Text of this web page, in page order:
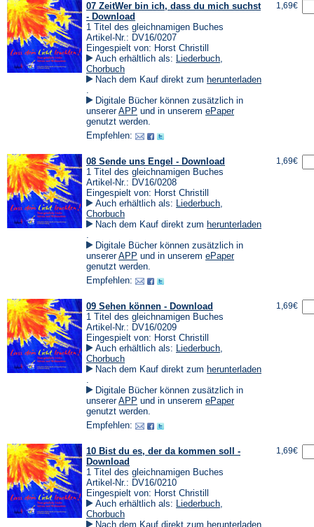
07 ZeitWer bin ich, dass du mich suchst
- Download
1 Titel des gleichnamigen Buches
Artikel-Nr.: DV16/0207
Eingespielt von: Horst Christill
Auch erhältlich als: Liederbuch,
Chorbuch
Nach dem Kauf direkt zum herunterladen
in
einem
neuen
Tab)
.
Digitale Bücher können zusätzlich in
unsererAPP (Öffnet
in
neuen
und in unserem ePaper(Öffnet
genutzt werden.
Empfehlen:
1,69€
08 Sende uns Engel - Download
1 Titel des gleichnamigen Buches
Artikel-Nr.: DV16/0208
Eingespielt von: Horst Christill
Auch erhältlich als: Liederbuch,
Chorbuch
Nach dem Kauf direkt zum herunterladen
in
einem
neuen
Tab)
.
Digitale Bücher können zusätzlich in
unsererAPP (Öffnet
in
neuen
und in unserem ePaper(Öffnet
genutzt werden.
Empfehlen:
1,69€
09 Sehen können - Download
1 Titel des gleichnamigen Buches
Artikel-Nr.: DV16/0209
Eingespielt von: Horst Christill
Auch erhältlich als: Liederbuch,
Chorbuch
Nach dem Kauf direkt zum herunterladen
in
einem
neuen
Tab)
.
Digitale Bücher können zusätzlich in
unsererAPP (Öffnet
in
neuen
und in unserem ePaper(Öffnet
genutzt werden.
Empfehlen:
1,69€
10 Bist du es, der da kommen soll -
Download
1 Titel des gleichnamigen Buches
Artikel-Nr.: DV16/0210
Eingespielt von: Horst Christill
Auch erhältlich als: Liederbuch,
Chorbuch
Nach dem Kauf direkt zum herunterladen
1,69€